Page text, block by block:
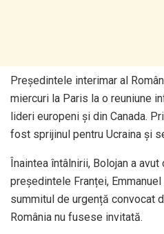
Președintele interimar al
miercuri la Paris la o reuniune
lideri europeni și din Canada.
fost sprijinul pentru Ucraina și
Înaintea întâlnirii, Bolojan a
președintele Franței,
summitul de urgență convocat
România nu fusese invitată.